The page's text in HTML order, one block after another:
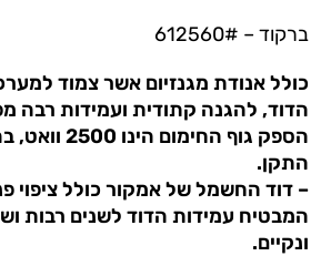
מגנזיום אשר צמוד למערכת החשמל של
ועמידות רבה מפני קורוזיה.
הספק גוף החימום הינו 2500 וואט, בהתאם לדרישת
אמקור כולל ציפוי פנימי באמייל
הדוד לשנים רבות ושפע מים חמים